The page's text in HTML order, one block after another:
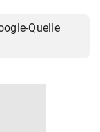
Quelle